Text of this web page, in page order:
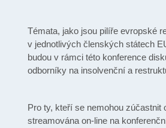
Témata, jako jsou pilíře evropské
v jednotlivých členských státech
budou v rámci této konference
odborníky na insolvenční a
Pro ty, kteří se nemohou zúčastnit
streamována on-line na